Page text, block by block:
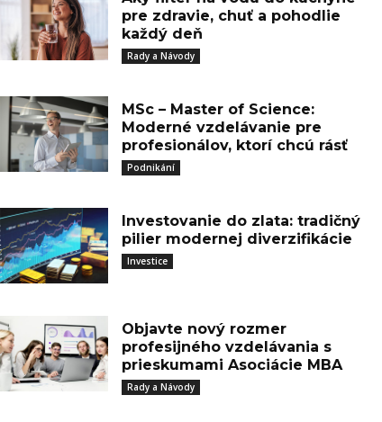
pre zdravie, chuť a pohodlie
každý deň
Rady a Návody
MSc – Master of Science:
Moderné vzdelávanie pre
profesionálov, ktorí chcú rásť
Podnikání
Investovanie do zlata: tradičný
pilier modernej diverzifikácie
Investice
Objavte nový rozmer
profesijného vzdelávania s
prieskumami Asociácie MBA
Rady a Návody